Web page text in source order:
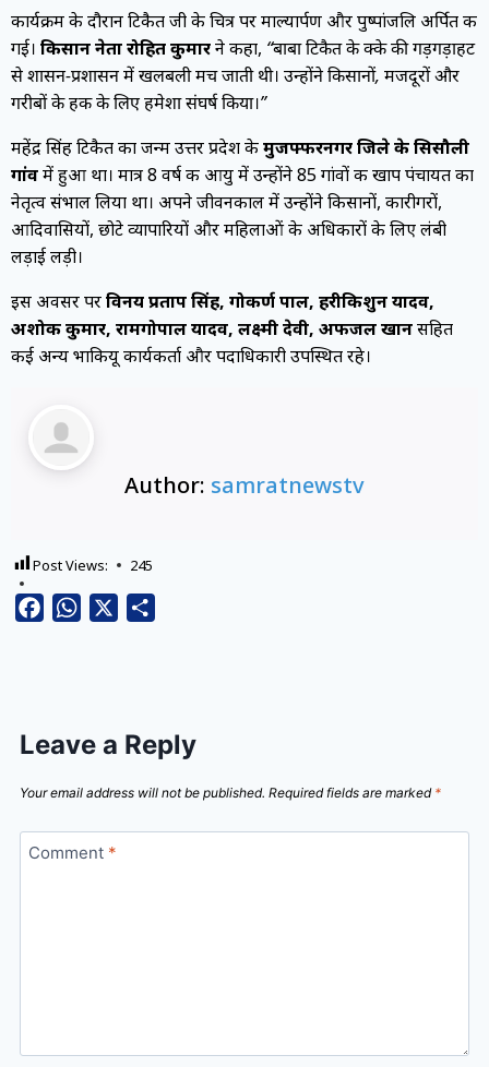
कार्यक्रम के दौरान टिकैत जी के चित्र पर माल्यार्पण और पुष्पांजलि अर्पित की
गई। किसान नेता रोहित कुमारने कहा, “बाबा टिकैत के हुक्के की गड़गड़ाहट
से शासन-प्रशासन में खलबली मच जाती थी। उन्होंने किसानों, मजदूरों और
गरीबों के हक के लिए हमेशा संघर्ष किया।”
महेंद्र सिंह टिकैत का जन्म उत्तर प्रदेश केमुजफ्फरनगर जिले के सिसौली
गांवमें हुआ था। मात्र 8 वर्ष की आयु में उन्होंने 85 गांवों की खाप पंचायत का
नेतृत्व संभाल लिया था। अपने जीवनकाल में उन्होंने किसानों, कारीगरों,
आदिवासियों, छोटे व्यापारियों और महिलाओं के अधिकारों के लिए लंबी
लड़ाई लड़ी।
इस अवसर परविनय प्रताप सिंह, गोकर्ण पाल, हरीकिशुन यादव,
अशोक कुमार, रामगोपाल यादव, लक्ष्मी देवी, अफजल खानसहित
कई अन्य भाकियू कार्यकर्ता और पदाधिकारी उपस्थित रहे।
Author: samratnewstv
Post Views: 245
FacebookWhatsApp
Leave a Reply
Your email address will not be published. Required fields are marked *
Comment *